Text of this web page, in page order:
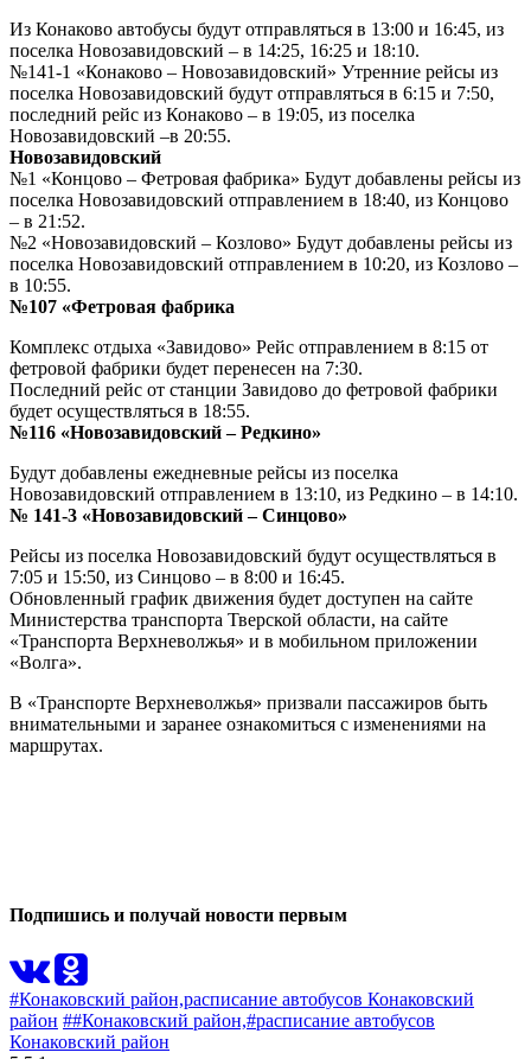
Из Конаково автобусы будут отправляться в 13:00 и 16:45, из
поселка Новозавидовский – в 14:25, 16:25 и 18:10.
№141-1 «Конаково – Новозавидовский» Утренние рейсы из
поселка Новозавидовский будут отправляться в 6:15 и 7:50,
последний рейс из Конаково – в 19:05, из поселка
Новозавидовский –в 20:55.
Новозавидовский
№1 «Концово – Фетровая фабрика» Будут добавлены рейсы из
поселка Новозавидовский отправлением в 18:40, из Концово
– в 21:52.
№2 «Новозавидовский – Козлово» Будут добавлены рейсы из
поселка Новозавидовский отправлением в 10:20, из Козлово –
в 10:55.
№107 «Фетровая фабрика
Комплекс отдыха «Завидово» Рейс отправлением в 8:15 от
фетровой фабрики будет перенесен на 7:30.
Последний рейс от станции Завидово до фетровой фабрики
будет осуществляться в 18:55.
№116 «Новозавидовский – Редкино»
Будут добавлены ежедневные рейсы из поселка
Новозавидовский отправлением в 13:10, из Редкино – в 14:10.
№ 141-3 «Новозавидовский – Синцово»
Рейсы из поселка Новозавидовский будут осуществляться в
7:05 и 15:50, из Синцово – в 8:00 и 16:45.
Обновленный график движения будет доступен на сайте
Министерства транспорта Тверской области, на сайте
«Транспорта Верхневолжья» и в мобильном приложении
«Волга».
В «Транспорте Верхневолжья» призвали пассажиров быть
внимательными и заранее ознакомиться с изменениями на
маршрутах.
Подпишись и получай новости первым
#Конаковский район,расписание автобусов Конаковский
район ##Конаковский район,#расписание автобусов
Конаковский район